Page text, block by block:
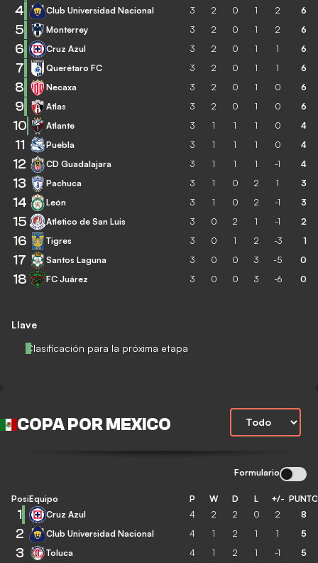
Llave
Clasificación para la próxima etapa
4 Club Universidad Nacional 3 2 0 1 2 6
5 Monterrey 3 2 0 1 2 6
6 Cruz Azul 3 2 0 1 1 6
7 Querétaro FC 3 2 0 1 1 6
8 Necaxa 3 2 0 1 0 6
9 Atlas 3 2 0 1 0 6
10 Atlante 3 1 1 1 0 4
11 Puebla 3 1 1 1 0 4
12 CD Guadalajara 3 1 1 1 -1 4
13 Pachuca 3 1 0 2 1 3
14 León 3 1 0 2 -1 3
15 Atletico de San Luis 3 0 2 1 -1 2
16 Tigres 3 0 1 2 -3 1
17 Santos Laguna 3 0 0 3 -5 0
18 FC Juárez 3 0 0 3 -6 0
COPA POR MEXICO
Formulario
Posición
Equipo P W D L +/-
1 Cruz Azul 4 2 2 0 2 8
2 Club Universidad Nacional 4 1 2 1 1 5
3 Toluca 4 1 2 1 -1 5